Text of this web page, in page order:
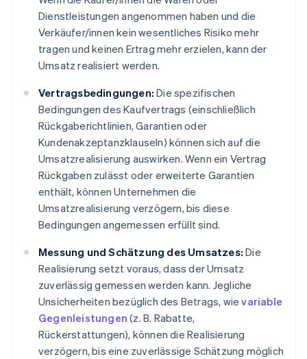
Dienstleistungen angenommen haben und die
Verkäufer/innen kein wesentliches Risiko mehr
tragen und keinen Ertrag mehr erzielen, kann der
Umsatz realisiert werden.
Vertragsbedingungen: Die spezifischen
Bedingungen des Kaufvertrags (einschließlich
Rückgaberichtlinien, Garantien oder
Kundenakzeptanzklauseln) können sich auf die
Umsatzrealisierung auswirken. Wenn ein Vertrag
Rückgaben zulässt oder erweiterte Garantien
enthält, können Unternehmen die
Umsatzrealisierung verzögern, bis diese
Bedingungen angemessen erfüllt sind.
Messung und Schätzung des Umsatzes: Die
Realisierung setzt voraus, dass der Umsatz
zuverlässig gemessen werden kann. Jegliche
Unsicherheiten bezüglich des Betrags, wievariable
Gegenleistungen (z. B. Rabatte,
Rückerstattungen), können die Realisierung
verzögern, bis eine zuverlässige Schätzung möglich